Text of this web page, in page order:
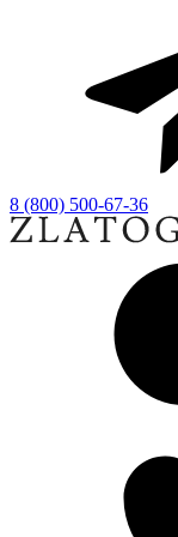
8 (800) 500-67-36